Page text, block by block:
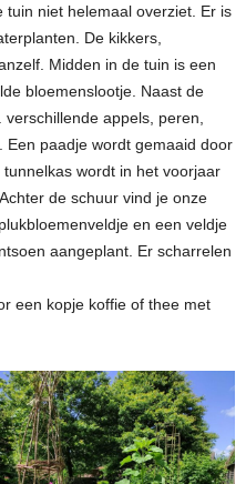
niet helemaal overziet. Er is
De kikkers,
Midden in de tuin is een
bloemenslootje. Naast de
appels, peren,
Een paadje wordt gemaaid door
wordt in het voorjaar
de schuur vind je onze
en een veldje
aangeplant. Er scharrelen
een kopje koffie of thee met